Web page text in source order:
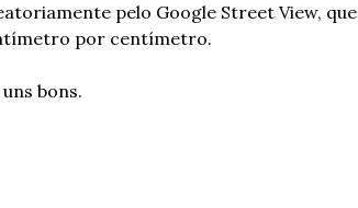
pelo Google Street View, que
por centímetro.
bons.